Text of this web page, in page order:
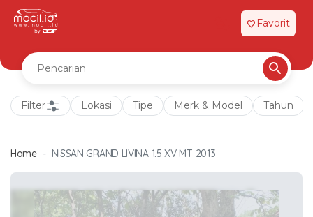
favorite Favorit
Filter Lokasi Tipe Merk & Model Tahun
Home NISSAN GRAND LIVINA 1.5 XV MT 2013